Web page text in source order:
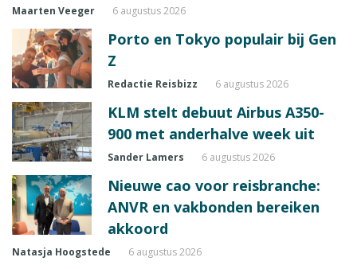
Maarten Veeger 6 augustus 2026
Porto en Tokyo populair bij Gen
Z
Redactie Reisbizz 6 augustus 2026
KLM stelt debuut Airbus A350-
900 met anderhalve week uit
Sander Lamers 6 augustus 2026
Nieuwe cao voor reisbranche:
ANVR en vakbonden bereiken
akkoord
Natasja Hoogstede 6 augustus 2026